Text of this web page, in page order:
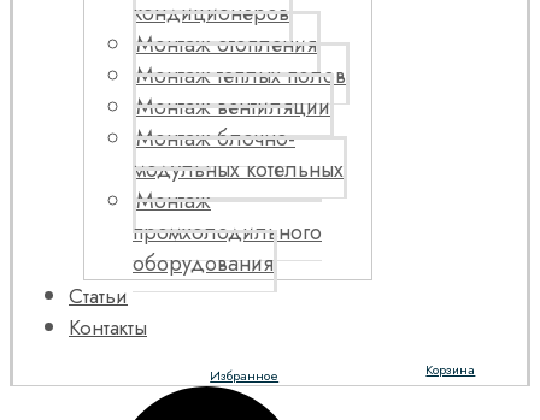
кондиционеров
Монтаж отопления
Монтаж теплых полов
Монтаж вентиляции
Монтаж блочно-
модульных котельных
Монтаж
промхолодильного
оборудования
Статьи
Контакты
Корзина
Избранное